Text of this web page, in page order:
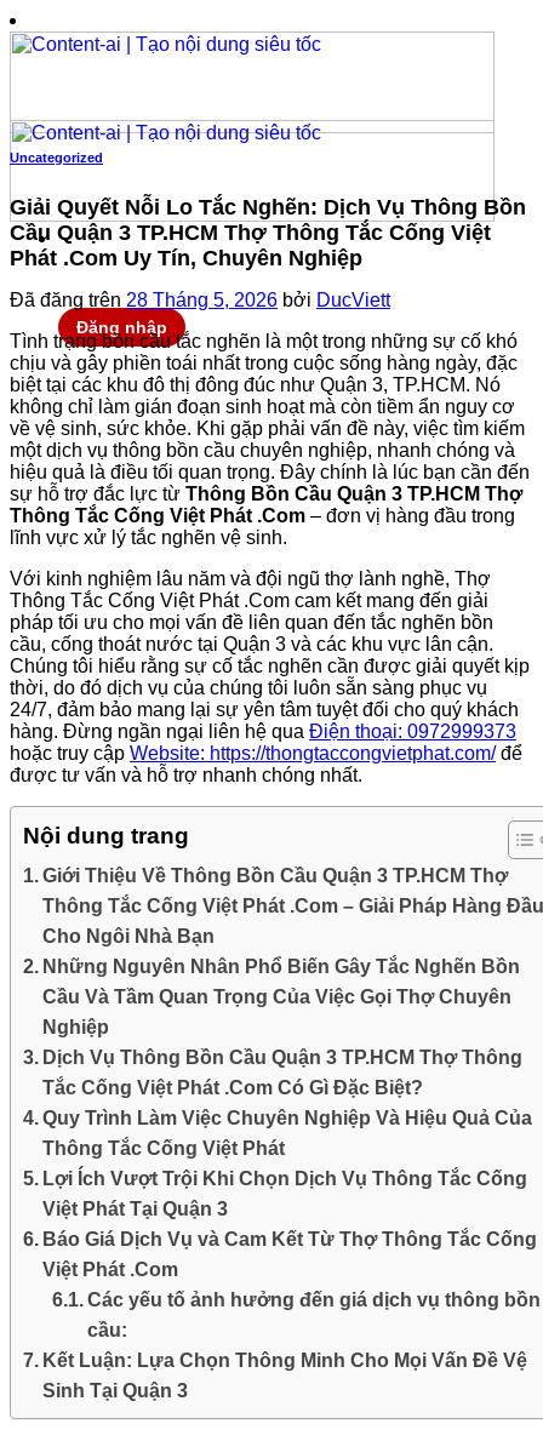
đến
Đăng nhập
Uncategorized
Giải Quyết Nỗi Lo Tắc Nghẽn: Dịch Vụ Thông Bồn
Cầu Quận 3 TP.HCM Thợ Thông Tắc Cống Việt
Phát .Com Uy Tín, Chuyên Nghiệp
Đã đăng trên 28 Tháng 5, 2026 bởi DucViett
Tình trạng bồn cầu tắc nghẽn là một trong những sự cố khó
chịu và gây phiền toái nhất trong cuộc sống hàng ngày, đặc
biệt tại các khu đô thị đông đúc như Quận 3, TP.HCM. Nó
không chỉ làm gián đoạn sinh hoạt mà còn tiềm ẩn nguy cơ
về vệ sinh, sức khỏe. Khi gặp phải vấn đề này, việc tìm kiếm
một dịch vụ thông bồn cầu chuyên nghiệp, nhanh chóng và
hiệu quả là điều tối quan trọng. Đây chính là lúc bạn cần đến
sự hỗ trợ đắc lực từ Thông Bồn Cầu Quận 3 TP.HCM Thợ
Thông Tắc Cống Việt Phát .Com – đơn vị hàng đầu trong
lĩnh vực xử lý tắc nghẽn vệ sinh.
Với kinh nghiệm lâu năm và đội ngũ thợ lành nghề, Thợ
Thông Tắc Cống Việt Phát .Com cam kết mang đến giải
pháp tối ưu cho mọi vấn đề liên quan đến tắc nghẽn bồn
cầu, cống thoát nước tại Quận 3 và các khu vực lân cận.
Chúng tôi hiểu rằng sự cố tắc nghẽn cần được giải quyết kịp
thời, do đó dịch vụ của chúng tôi luôn sẵn sàng phục vụ
24/7, đảm bảo mang lại sự yên tâm tuyệt đối cho quý khách
hàng. Đừng ngần ngại liên hệ qua Điện thoại: 0972999373
hoặc truy cập Website: https://thongtaccongvietphat.com/để
được tư vấn và hỗ trợ nhanh chóng nhất.
Nội dung trang
Giới Thiệu Về Thông Bồn Cầu Quận 3 TP.HCM Thợ
Thông Tắc Cống Việt Phát .Com – Giải Pháp Hàng
Cho Ngôi Nhà Bạn
Những Nguyên Nhân Phổ Biến Gây Tắc Nghẽn Bồn
Cầu Và Tầm Quan Trọng Của Việc Gọi Thợ Chuyên
Nghiệp
Dịch Vụ Thông Bồn Cầu Quận 3 TP.HCM Thợ Thông
Tắc Cống Việt Phát .Com Có Gì Đặc Biệt?
Quy Trình Làm Việc Chuyên Nghiệp Và Hiệu Quả Của
Thông Tắc Cống Việt Phát
Lợi Ích Vượt Trội Khi Chọn Dịch Vụ Thông Tắc Cống
Việt Phát Tại Quận 3
Báo Giá Dịch Vụ và Cam Kết Từ Thợ Thông Tắc Cống
Việt Phát .Com
Các yếu tố ảnh hưởng đến giá dịch vụ thông bồn
cầu:
Kết Luận: Lựa Chọn Thông Minh Cho Mọi Vấn Đề Vệ
Sinh Tại Quận 3